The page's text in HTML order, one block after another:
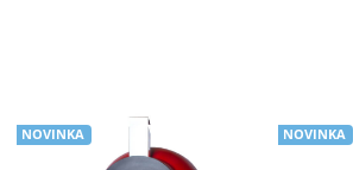
NOVINKA NOVINKA